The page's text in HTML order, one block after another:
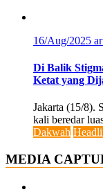
16/Aug/2025
Di Balik
Ketat yang
Jakarta (15/8).
kali beredar
Dakwah
MEDIA